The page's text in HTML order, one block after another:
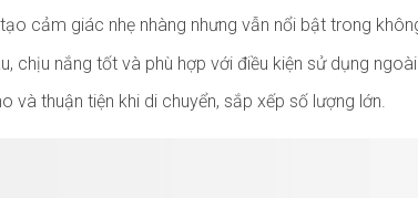
cảm giác nhẹ nhàng nhưng vẫn nổi bật trong
chịu nắng tốt và phù hợp với điều kiện sử dụng
và thuận tiện khi di chuyển, sắp xếp số lượng lớn.